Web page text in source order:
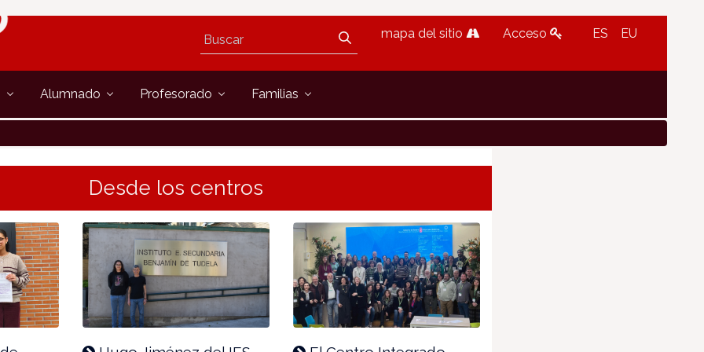
mapa del sitio Acceso ES EU
Alumnado Profesorado Familias
Desde los centros